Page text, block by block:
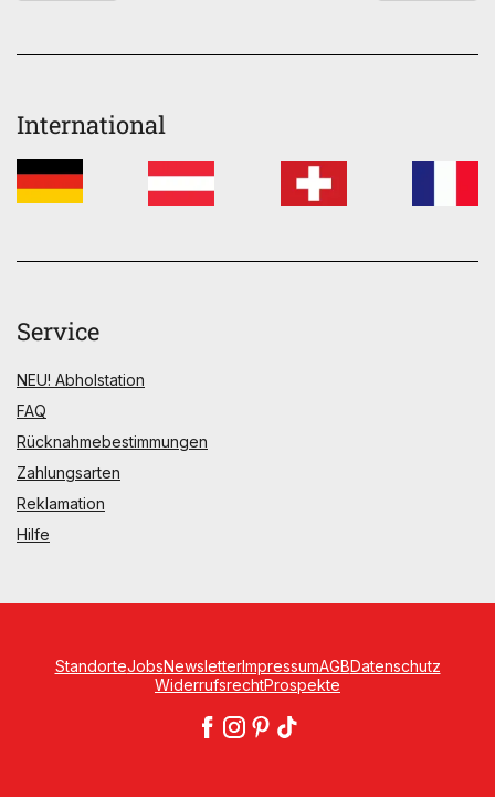
International
Service
NEU! Abholstation
FAQ
Rücknahmebestimmungen
Zahlungsarten
Reklamation
Hilfe
StandorteJobsNewsletterImpressumAGBDatenschutz
WiderrufsrechtProspekte